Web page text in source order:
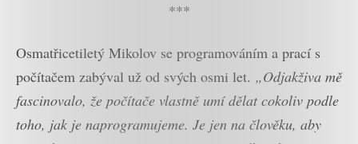
***
Osmatřicetiletý Mikolov se programováním a prací s
počítačem zabýval už od svých osmi let. „Odjakživa mě
fascinovalo, že počítače vlastně umí dělat cokoliv podle
toho, jak je naprogramujeme. Je jen na člověku, aby